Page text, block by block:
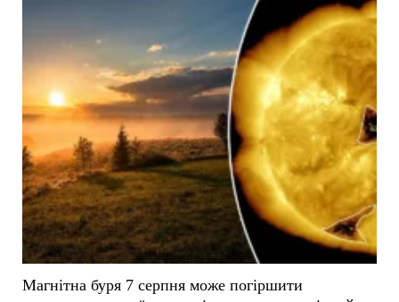
Магнітна буря 7 серпня може погіршити